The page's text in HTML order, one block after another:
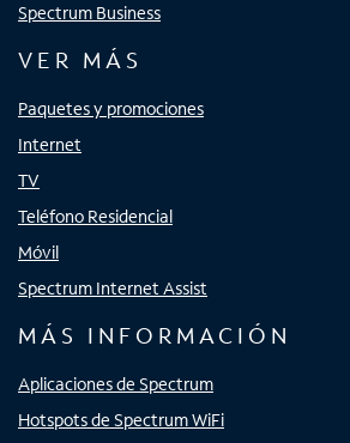
Spectrum Business
VER MÁS
Paquetes y promociones
Internet
TV
Teléfono Residencial
Móvil
Spectrum Internet Assist
MÁS INFORMACIÓN
Aplicaciones de Spectrum
Hotspots de Spectrum WiFi